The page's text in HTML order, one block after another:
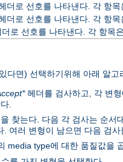
더로 선호를 나타낸다. 각 항목
더로 선호를 나타낸다. 각 항목
더로 선호를 나타낸다. 각 항목
다면) 선택하기위해 아래 알
헤더를 검사하고, 각 변
.
찾는다. 다음 각 검사는 순
여러 변형이 남으면 다음 검사
media type에 대한 품질값을